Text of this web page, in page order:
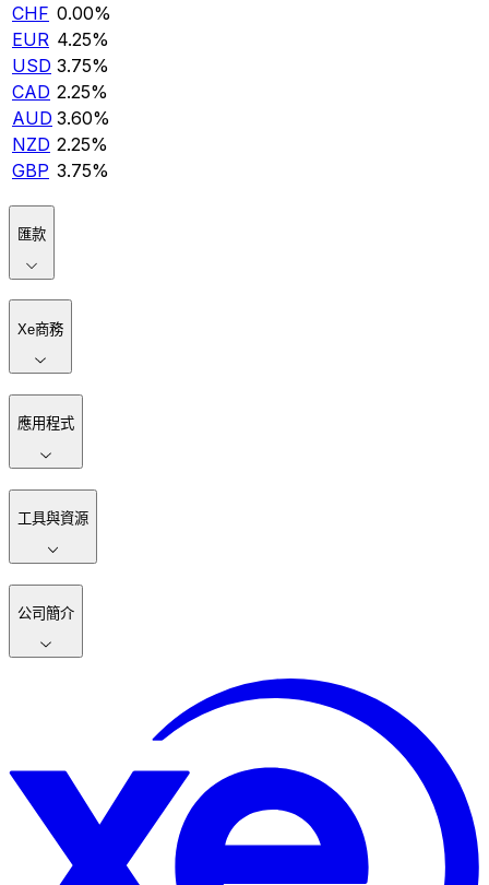
CHF 0.00%
EUR 4.25%
USD 3.75%
CAD 2.25%
AUD 3.60%
NZD 2.25%
GBP 3.75%
匯款
Xe商務
應用程式
工具與資源
公司簡介